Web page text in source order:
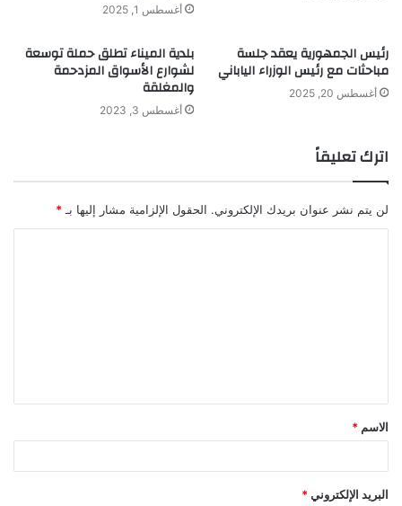
أغسطس 1, 2025
رئيس الجمهورية يعقد جلسة
مباحثات مع رئيس الوزراء الياباني
أغسطس 20, 2025
بلدية الميناء تطلق حملة توسعة
لشوارع الأسواق المزدحمة
والمغلقة
أغسطس 3, 2023
اترك تعليقاً
لن يتم نشر عنوان بريدك الإلكتروني. الحقول الإلزامية مشار إليها بـ *
ق
*
الاسم *
البريد الإلكتروني *